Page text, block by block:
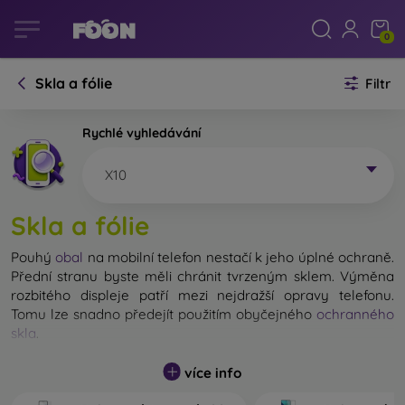
0
Skla a fólie Filtr
Rychlé vyhledávání
X10
Skla a fólie
Pouhý obal na mobilní telefon nestačí k jeho úplné ochraně.
Přední stranu byste měli chránit tvrzeným sklem. Výměna
rozbitého displeje patří mezi nejdražší opravy telefonu.
Tomu lze snadno předejít použitím obyčejného ochranného
skla
Nerozbitné sklo na mobil sice neexistuje, ale při pádu
zůstane displej ve většině případů nepoškozený. Výběr
více info